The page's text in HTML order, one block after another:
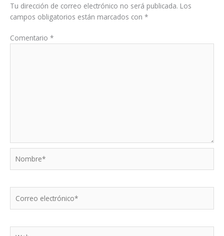
Tu dirección de correo electrónico no será publicada. Los
campos obligatorios están marcados con *
Comentario *
electrónico*